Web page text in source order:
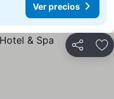
Ver precios
Compartir